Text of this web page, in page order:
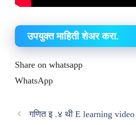
उपयुक्त माहिती शेअर करा.
Share on whatsapp
WhatsApp
गणित इ .४ थी E learning video